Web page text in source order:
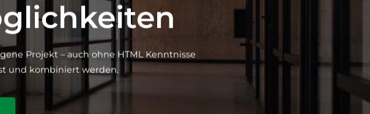
Projekt – auch ohne HTML Kenntnisse
und kombiniert werden.